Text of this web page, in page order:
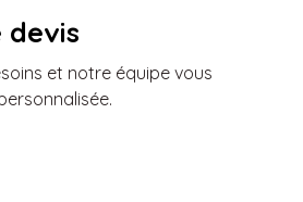
devis
et notre équipe vous